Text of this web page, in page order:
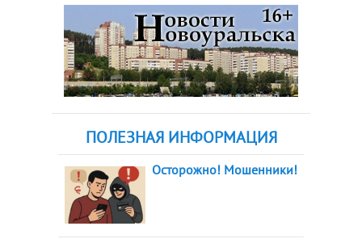
ПОЛЕЗНАЯ ИНФОРМАЦИЯ
Осторожно! Мошенники!